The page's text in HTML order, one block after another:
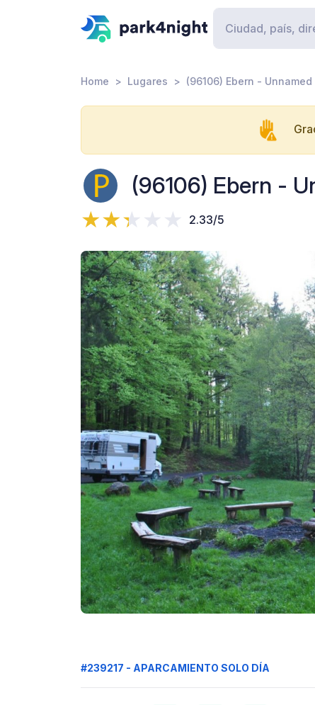
Home Lugares (96106) Ebern - Unnamed
(96106) Ebern -
2.33/5
#239217 - APARCAMIENTO SOLO DÍA